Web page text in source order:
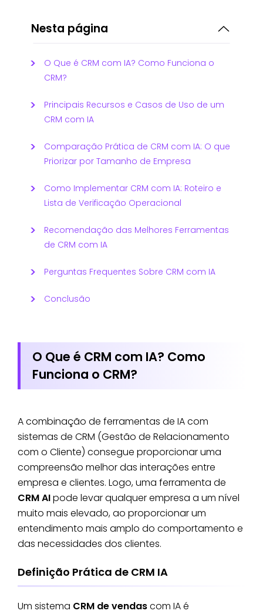
Nesta página
O Que é CRM com IA? Como Funciona o
CRM?
Principais Recursos e Casos de Uso de um
CRM com IA
Comparação Prática de CRM com IA: O que
Priorizar por Tamanho de Empresa
Como Implementar CRM com IA: Roteiro e
Lista de Verificação Operacional
Recomendação das Melhores Ferramentas
de CRM com IA
Perguntas Frequentes Sobre CRM com IA
Conclusão
O Que é CRM com IA? Como
Funciona o CRM?
A combinação de ferramentas de IA com
sistemas de CRM (Gestão de Relacionamento
com o Cliente) consegue proporcionar uma
compreensão melhor das interações entre
empresa e clientes. Logo, uma ferramenta de
CRM AIpode levar qualquer empresa a um nível
muito mais elevado, ao proporcionar um
entendimento mais amplo do comportamento e
das necessidades dos clientes.
Definição Prática de CRM IA
Um sistema CRM de vendascom IA é